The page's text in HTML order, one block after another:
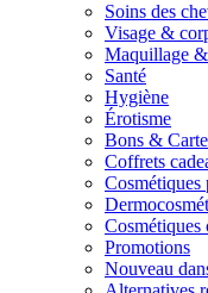
Soins des
Visage &
Maquillage
Santé
Hygiène
Érotisme
Bons &
Coffrets
Cosmétiques
Cosmétiques
Promotions
Nouveau